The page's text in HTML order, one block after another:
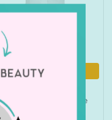
Informatie
Damesjas Livia wit/oranje